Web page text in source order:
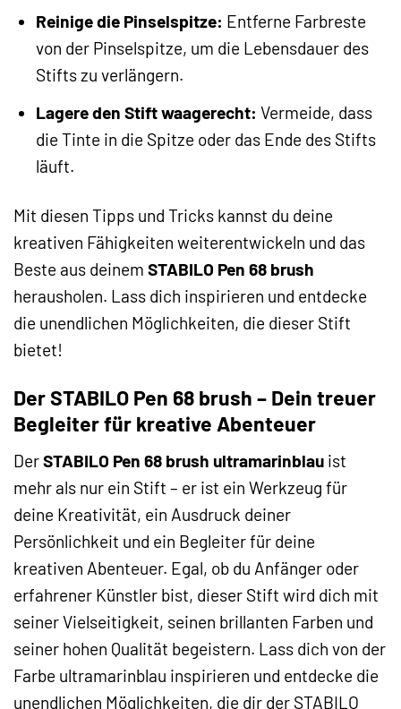
Reinige die Pinselspitze: Entferne Farbreste
von der Pinselspitze, um die Lebensdauer des
Stifts zu verlängern.
Lagere den Stift waagerecht: Vermeide, dass
die Tinte in die Spitze oder das Ende des Stifts
läuft.
Mit diesen Tipps und Tricks kannst du deine
kreativen Fähigkeiten weiterentwickeln und das
Beste aus deinem STABILO Pen 68 brush
herausholen. Lass dich inspirieren und entdecke
die unendlichen Möglichkeiten, die dieser Stift
bietet!
Der STABILO Pen 68 brush – Dein treuer
Begleiter für kreative Abenteuer
DerSTABILO Pen 68 brush ultramarinblau ist
mehr als nur ein Stift – er ist ein Werkzeug für
deine Kreativität, ein Ausdruck deiner
Persönlichkeit und ein Begleiter für deine
kreativen Abenteuer. Egal, ob du Anfänger oder
erfahrener Künstler bist, dieser Stift wird dich mit
seiner Vielseitigkeit, seinen brillanten Farben und
seiner hohen Qualität begeistern. Lass dich von der
Farbe ultramarinblau inspirieren und entdecke die
unendlichen Möglichkeiten, die dir der STABILO